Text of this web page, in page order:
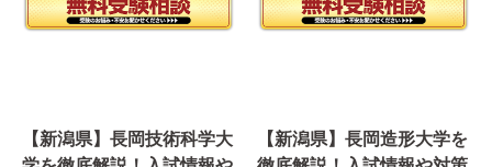
【新潟県】長岡技術科学大
【新潟県】長岡造形大学を